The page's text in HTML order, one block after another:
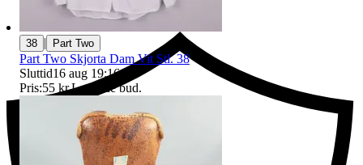
Ersättning om du inte får din vara
38 | Part Two
Part Two Skjorta Dam Vit Stl. 38
Sluttid16 aug 19:16.
Pris:55 kr,Ledande bud.